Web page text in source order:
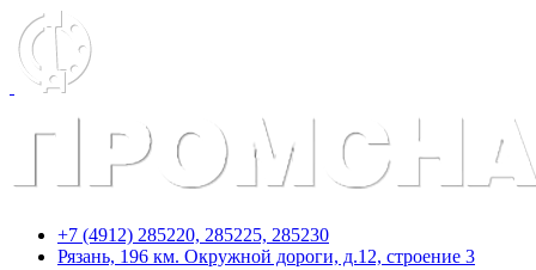
+7 (4912) 285220, 285225, 285230
Рязань, 196 км. Окружной дороги, д.12, строение 3